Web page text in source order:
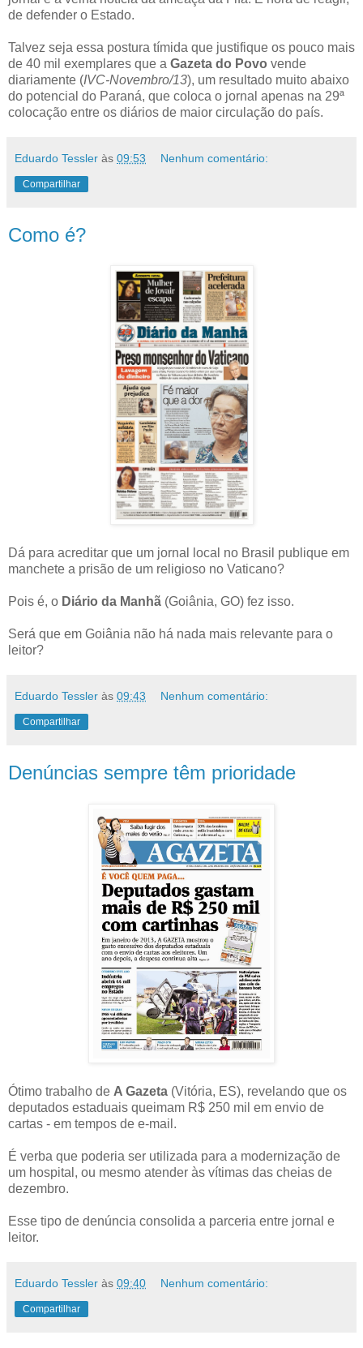
de defender o Estado.
Talvez seja essa postura tímida que justifique os pouco mais
de 40 mil exemplares que a Gazeta do Povo vende
diariamente (IVC-Novembro/13), um resultado muito abaixo
do potencial do Paraná, que coloca o jornal apenas na 29ª
colocação entre os diários de maior circulação do país.
Eduardo Tessler às 09:53 Nenhum comentário:
Compartilhar
Como é?
Dá para acreditar que um jornal local no Brasil publique em
manchete a prisão de um religioso no Vaticano?
Pois é, o Diário da Manhã (Goiânia, GO) fez isso.
Será que em Goiânia não há nada mais relevante para o
leitor?
Eduardo Tessler às 09:43 Nenhum comentário:
Compartilhar
Denúncias sempre têm prioridade
Ótimo trabalho de A Gazeta (Vitória, ES), revelando que os
deputados estaduais queimam R$ 250 mil em envio de
cartas - em tempos de e-mail.
É verba que poderia ser utilizada para a modernização de
um hospital, ou mesmo atender às vítimas das cheias de
dezembro.
Esse tipo de denúncia consolida a parceria entre jornal e
leitor.
Eduardo Tessler às 09:40 Nenhum comentário:
Compartilhar